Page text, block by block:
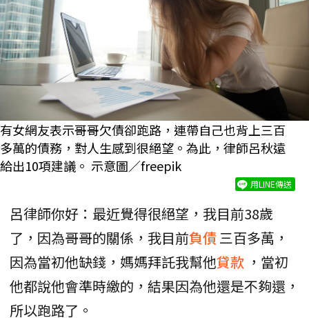
有女網友表示哥哥欠債卻跑路，連帶自己也背上三百
多萬的債務，對人生感到很絕望。為此，律師呂秋遠
給出10項建議。 示意圖／freepik
用LINE傳送
呂律師你好：最近覺得很絕望，我目前38歲
了，因為哥哥的關係，我目前負債三百多萬，
因為當初他缺錢，媽媽拜託我幫他貸款 ，當初
他都說他會準時繳的，結果因為他還是不夠還，
所以跑路了。